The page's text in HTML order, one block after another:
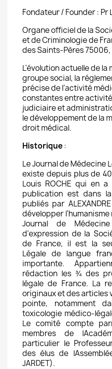
Fondateur / Founder : Pr
Organe officiel de la
et de Criminologie de
des Saints-Pères 75006,
L'évolution actuelle de la
groupe social, la
précise de l'activité
constantes entre
judiciaire et
le développement de la
droit médical.
Historique:
Le Journal de Médecine
existe depuis plus de
Louis ROCHE qui en
publication est dans
publiés par
développer
Journal de
d'expression de la
de France, il est la
Légale de langue
importante.
rédaction les ¾ des
légale de France. La
originaux et des articles
pointe, notamment
toxicologie médico-
Le comité compte
membres de
particulier le
des élus de
JARDET).